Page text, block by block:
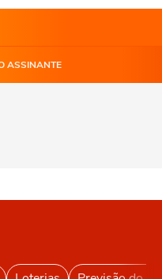
ASSINANTE